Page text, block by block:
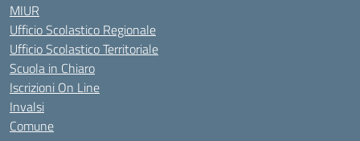
MIUR
Ufficio Scolastico Regionale
Ufficio Scolastico Territoriale
Scuola in Chiaro
Iscrizioni On Line
Invalsi
Comune